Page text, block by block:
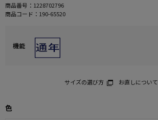
商品番号： 1228702796
商品コード： 190-65520
機能
サイズの選び方 お直しについて
色